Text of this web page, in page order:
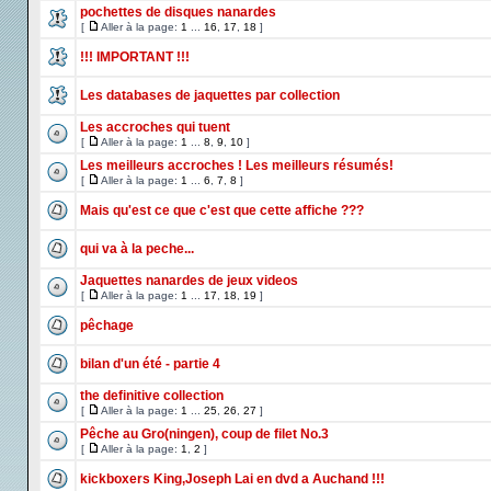
pochettes de disques nanardes
[ Aller à la page: 1 16 17 18 ]
!!! IMPORTANT !!!
Les databases de jaquettes par collection
Les accroches qui tuent
[ Aller à la page: 1 8 9 10 ]
Les meilleurs accroches ! Les meilleurs résumés!
[ Aller à la page: 1 6 7 8 ]
Mais qu'est ce que c'est que cette affiche ???
qui va à la peche...
Jaquettes nanardes de jeux videos
[ Aller à la page: 1 17 18 19 ]
pêchage
bilan d'un été - partie 4
the definitive collection
[ Aller à la page: 1 25 26 27 ]
Pêche au Gro(ningen), coup de filet No.3
[ Aller à la page: 1 2 ]
kickboxers King,Joseph Lai en dvd a Auchand !!!